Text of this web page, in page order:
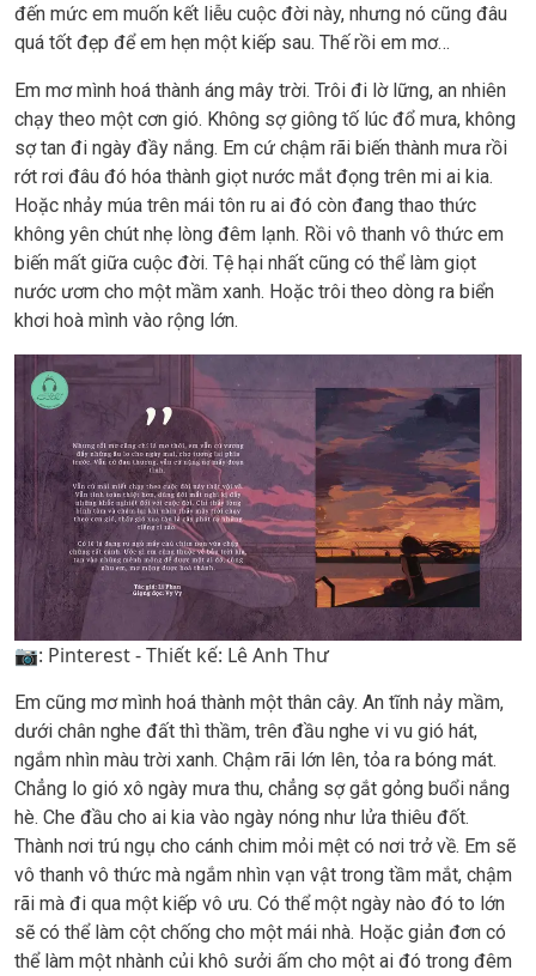
đến mức em muốn kết liễu cuộc đời này, nhưng nó cũng đâu
quá tốt đẹp để em hẹn một kiếp sau. Thế rồi em mơ…
Em mơ mình hoá thành áng mây trời. Trôi đi lờ lững, an nhiên
chạy theo một cơn gió. Không sợ giông tố lúc đổ mưa, không
sợ tan đi ngày đầy nắng. Em cứ chậm rãi biến thành mưa rồi
rớt rơi đâu đó hóa thành giọt nước mắt đọng trên mi ai kia.
Hoặc nhảy múa trên mái tôn ru ai đó còn đang thao thức
không yên chút nhẹ lòng đêm lạnh. Rồi vô thanh vô thức em
biến mất giữa cuộc đời. Tệ hại nhất cũng có thể làm giọt
nước ươm cho một mầm xanh. Hoặc trôi theo dòng ra biển
khơi hoà mình vào rộng lớn.
📷: Pinterest - Thiết kế: Lê Anh Thư
Em cũng mơ mình hoá thành một thân cây. An tĩnh nảy mầm,
dưới chân nghe đất thì thầm, trên đầu nghe vi vu gió hát,
ngắm nhìn màu trời xanh. Chậm rãi lớn lên, tỏa ra bóng mát.
Chẳng lo gió xô ngày mưa thu, chẳng sợ gắt gỏng buổi nắng
hè. Che đầu cho ai kia vào ngày nóng như lửa thiêu đốt.
Thành nơi trú ngụ cho cánh chim mỏi mệt có nơi trở về. Em sẽ
vô thanh vô thức mà ngắm nhìn vạn vật trong tầm mắt, chậm
rãi mà đi qua một kiếp vô ưu. Có thể một ngày nào đó to lớn
sẽ có thể làm cột chống cho một mái nhà. Hoặc giản đơn có
thể làm một nhành củi khô sưởi ấm cho một ai đó trong đêm